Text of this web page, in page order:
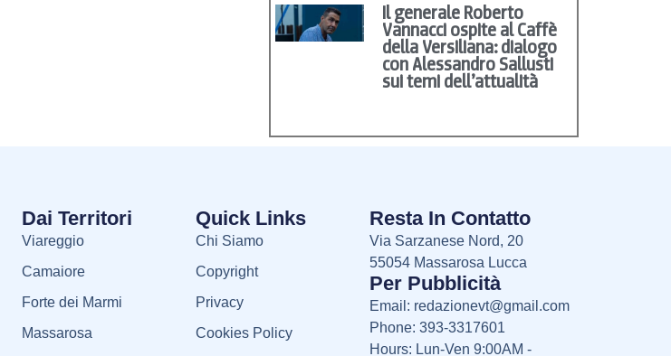
Il generale Roberto
Vannacci ospite al Caffè
della Versiliana: dialogo
con Alessandro Sallusti
sui temi dell’attualità
Dai Territori
Viareggio
Camaiore
Forte dei Marmi
Massarosa
Quick Links
Chi Siamo
Copyright
Privacy
Cookies Policy
Resta In Contatto
Via Sarzanese Nord, 20
55054 Massarosa Lucca
Per Pubblicità
Email: redazionevt@gmail.com
Phone: 393-3317601
Hours: Lun-Ven 9:00AM -